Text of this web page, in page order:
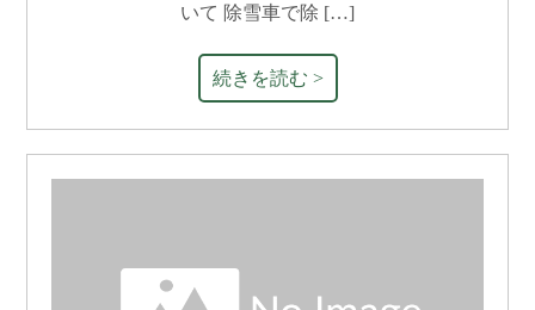
いて 除雪車で除 […]
続きを読む >